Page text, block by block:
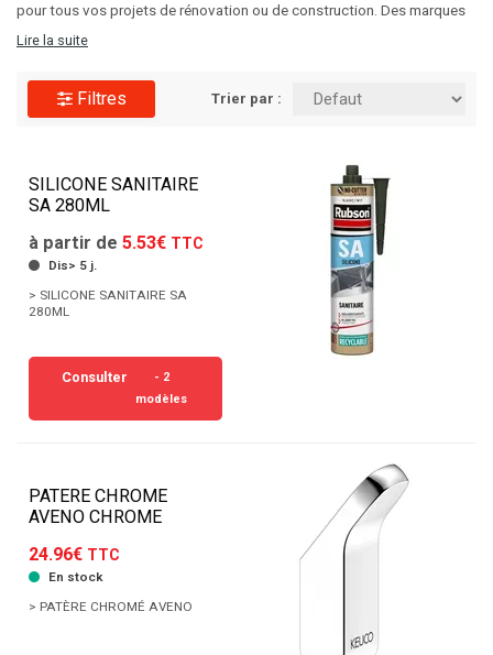
pour tous vos projets de rénovation ou de construction. Des marques
de qualité, des designs variés et des matériaux durables vous
Lire la suite
Filtres Trier par :
SILICONE SANITAIRE
SA 280ML
à partir de 5.53€ TTC
Dis> 5 j.
> SILICONE SANITAIRE SA
280ML
Consulter
- 2
modèles
PATERE CHROME
AVENO CHROME
24.96€ TTC
En stock
> PATÈRE CHROMÉ AVENO